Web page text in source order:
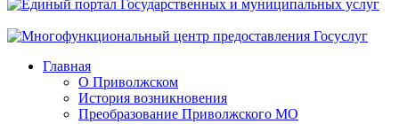
Главная
О Приволжском
История возникновения
Преобразование Приволжского МО